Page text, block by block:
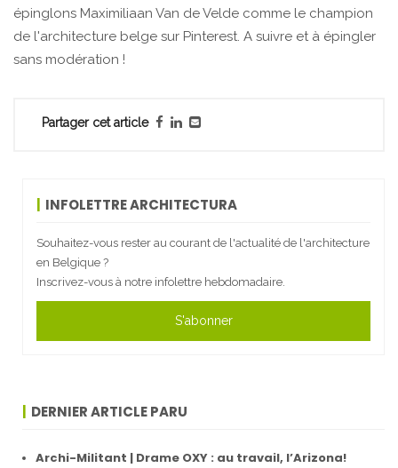
épinglons Maximiliaan Van de Velde comme le champion
de l'architecture belge sur Pinterest. A suivre et à épingler
sans modération !
Partager cet article
INFOLETTRE ARCHITECTURA
Souhaitez-vous rester au courant de l'actualité de l'architecture
en Belgique ?
Inscrivez-vous à notre infolettre hebdomadaire.
S'abonner
DERNIER ARTICLE PARU
Archi-Militant | Drame OXY : au travail, l’Arizona!